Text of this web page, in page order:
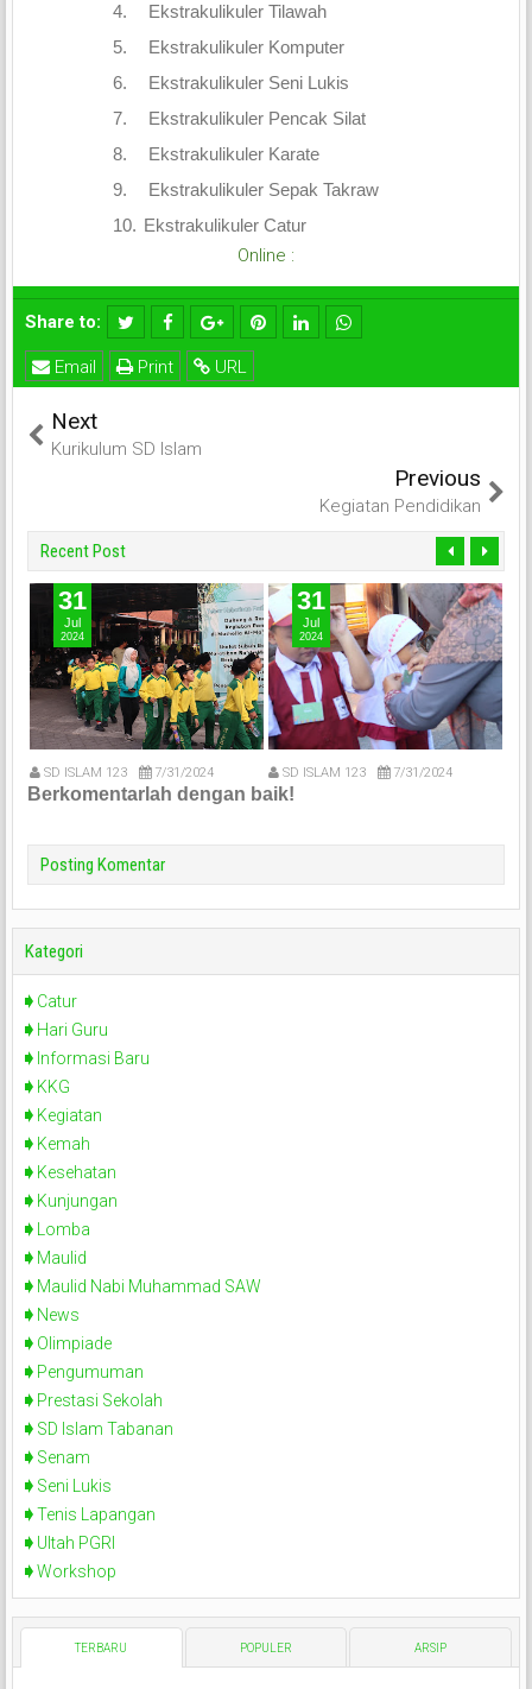
4.
Ekstrakulikuler Tilawah
5.
Ekstrakulikuler Komputer
6.
Ekstrakulikuler Seni Lukis
7.
Ekstrakulikuler Pencak Silat
8.
Ekstrakulikuler Karate
9.
Ekstrakulikuler Sepak Takraw
10. Ekstrakulikuler Catur
Online :
Share to:
URL
Print
Email
Next
Kurikulum SD Islam
Previous
Kegiatan Pendidikan
Recent Post
31
Jul
2024
SD ISLAM 123 7/31/2024
31
Jul
2024
SD ISLAM 123 7/31/2024
Berkomentarlah dengan baik!
Posting Komentar
Kategori
Catur
Hari Guru
Informasi Baru
KKG
Kegiatan
Kemah
Kesehatan
Kunjungan
Lomba
Maulid
Maulid Nabi Muhammad SAW
News
Olimpiade
Pengumuman
Prestasi Sekolah
SD Islam Tabanan
Senam
Seni Lukis
Tenis Lapangan
Ultah PGRI
Workshop
TERBARU POPULER ARSIP